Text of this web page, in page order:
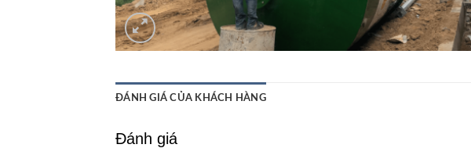
ĐÁNH GIÁ CỦA KHÁCH HÀNG
Đánh giá